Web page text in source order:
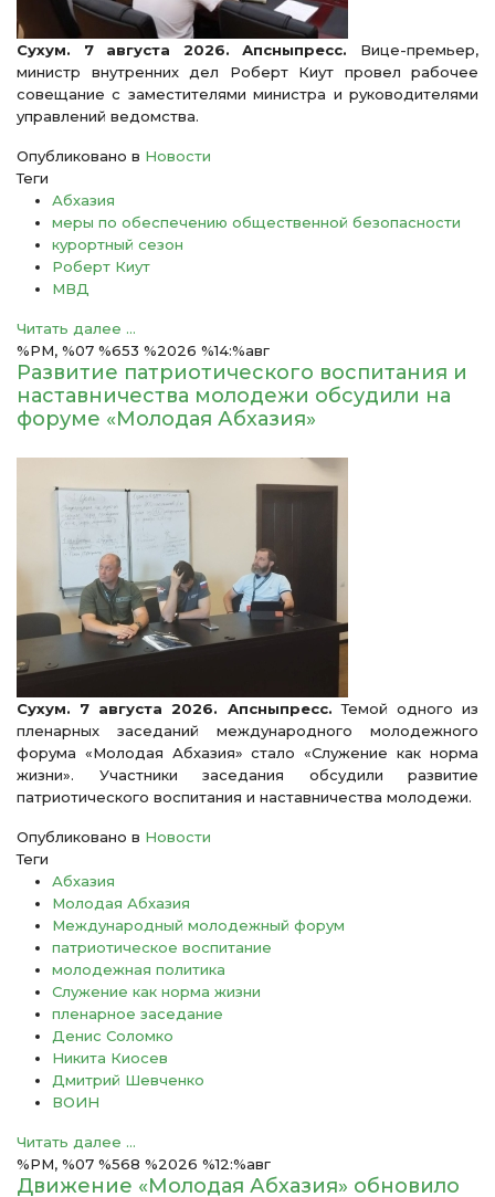
Сухум. 7 августа 2026. Апсныпресс. Вице-премьер,
министр внутренних дел Роберт Киут провел рабочее
совещание с заместителями министра и руководителями
управлений ведомства.
Опубликовано в Новости
Теги
Абхазия
меры по обеспечению общественной безопасности
курортный сезон
Роберт Киут
МВД
Читать далее ...
%PM, %07 %653 %2026 %14:%авг
Развитие патриотического воспитания и
наставничества молодежи обсудили на
форуме «Молодая Абхазия»
Сухум. 7 августа 2026. Апсныпресс. Темой одного из
пленарных заседаний международного молодежного
форума «Молодая Абхазия» стало «Служение как норма
жизни». Участники заседания обсудили развитие
патриотического воспитания и наставничества молодежи.
Опубликовано в Новости
Теги
Абхазия
Молодая Абхазия
Международный молодежный форум
патриотическое воспитание
молодежная политика
Служение как норма жизни
пленарное заседание
Денис Соломко
Никита Киосев
Дмитрий Шевченко
ВОИН
Читать далее ...
%PM, %07 %568 %2026 %12:%авг
Движение «Молодая Абхазия» обновило